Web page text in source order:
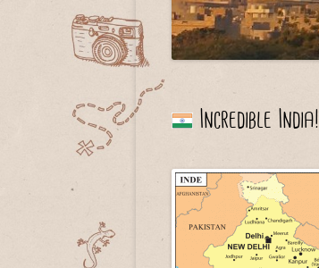
Incredible India!